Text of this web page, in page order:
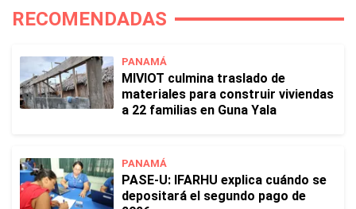
RECOMENDADAS
PANAMÁ
MIVIOT culmina traslado de
materiales para construir viviendas
a 22 familias en Guna Yala
PANAMÁ
PASE-U: IFARHU explica cuándo se
depositará el segundo pago de